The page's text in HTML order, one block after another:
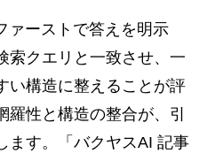
ァーストで答えを明示
索クエリと一致させ、一
い構造に整えることが評
性と構造の整合が、引
ます。「バクヤスAI 記事